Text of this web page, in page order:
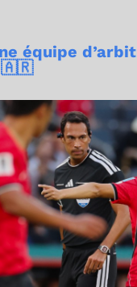
équipe
🇦🇷